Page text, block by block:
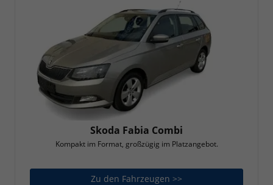
Skoda Fabia Combi
Kompakt im Format, großzügig im Platzangebot.
Zu den Fahrzeugen >>